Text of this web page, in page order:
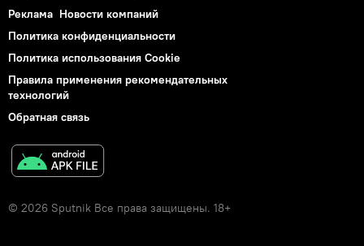
Реклама Новости компаний
Политика конфиденциальности
Политика использования Cookie
Правила применения рекомендательных
технологий
Обратная связь
© 2026 Sputnik Все права защищены. 18+